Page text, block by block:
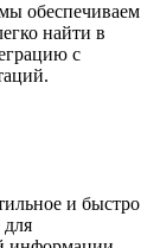
обеспечиваем
найти в
с
и быстро
для